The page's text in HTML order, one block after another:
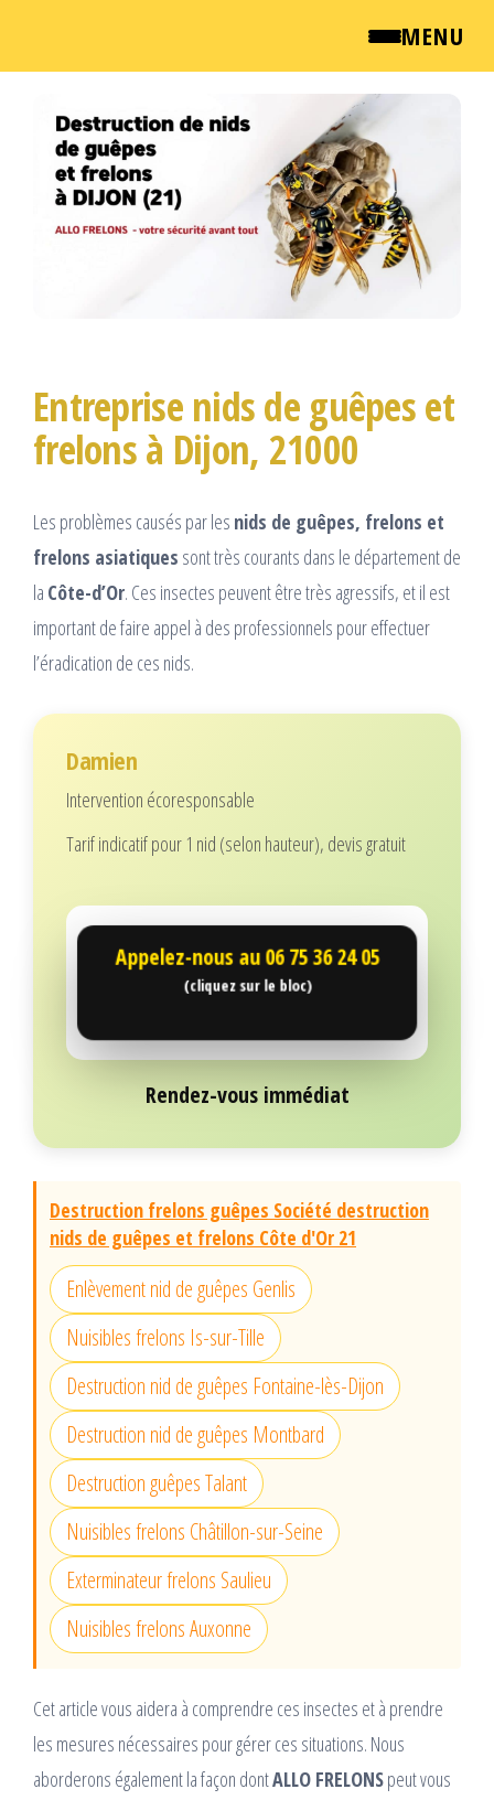
MENU
NEWSROOM
TARIFS
Passer
contenu
Entreprise nids de guêpes et
frelons à Dijon, 21000
Les problèmes causés par les nids de guêpes, frelons et
frelons asiatiques sont très courants dans le département de
la Côte-d’Or. Ces insectes peuvent être très agressifs, et il est
important de faire appel à des professionnels pour effectuer
l’éradication de ces nids.
Damien
Intervention écoresponsable
Tarif indicatif pour 1 nid (selon hauteur), devis gratuit
Appelez-nous au 06 75 36 24 05
(cliquez sur le bloc)
Rendez-vous immédiat
Destruction frelons guêpes Société destruction
nids de guêpes et frelons Côte d'Or 21
Enlèvement nid de guêpes Genlis
Nuisibles frelons Is-sur-Tille
Destruction nid de guêpes Fontaine-lès-Dijon
Destruction nid de guêpes Montbard
Destruction guêpes Talant
Nuisibles frelons Châtillon-sur-Seine
Exterminateur frelons Saulieu
Nuisibles frelons Auxonne
Cet article vous aidera à comprendre ces insectes et à prendre
les mesures nécessaires pour gérer ces situations. Nous
aborderons également la façon dontALLO FRELONSpeut vous